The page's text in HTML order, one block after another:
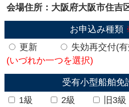
会場住所：大阪府大阪市住吉
お申込み種類
更新
失効再交付(
(いづれか一つを選択)
受有小型船舶免
1級
2級 旧3級